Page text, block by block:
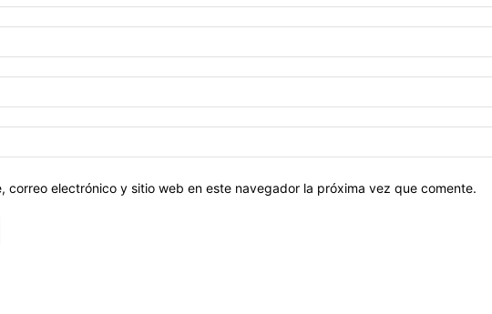
correo electrónico y sitio web en este navegador la próxima vez que comente.